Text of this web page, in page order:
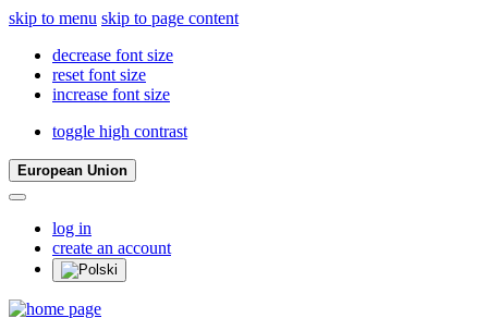
skip to menu skip to page content
decrease font size
reset font size
increase font size
toggle high contrast
European Union
log in
create an account